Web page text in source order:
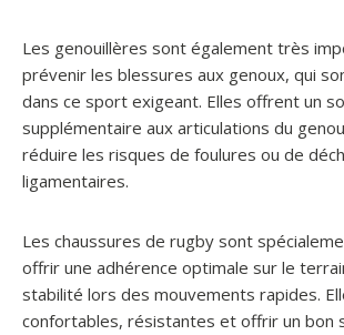
Les genouillères sont également très
prévenir les blessures aux genoux, qui
dans ce sport exigeant. Elles offrent un
supplémentaire aux articulations du
réduire les risques de foulures ou de
ligamentaires.
Les chaussures de rugby sont
offrir une adhérence optimale sur le
stabilité lors des mouvements rapides.
confortables, résistantes et offrir un bon